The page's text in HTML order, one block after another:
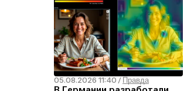
05.08.2026 11:40 / Правда